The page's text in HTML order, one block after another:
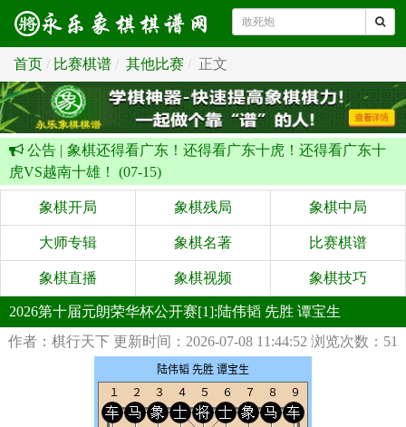
首页 比赛棋谱 其他比赛 正文
公告 | 象棋还得看广东！还得看广东十虎！还得看广东十
虎VS越南十雄！ (07-15)
象棋开局 象棋残局 象棋中局
大师专辑 象棋名著 比赛棋谱
象棋直播 象棋视频 象棋技巧
2026第十届元朗荣华杯公开赛[1]:陆伟韬 先胜 谭宝生
作者：棋行天下 更新时间：2026-07-08 11:44:52 浏览次数：51